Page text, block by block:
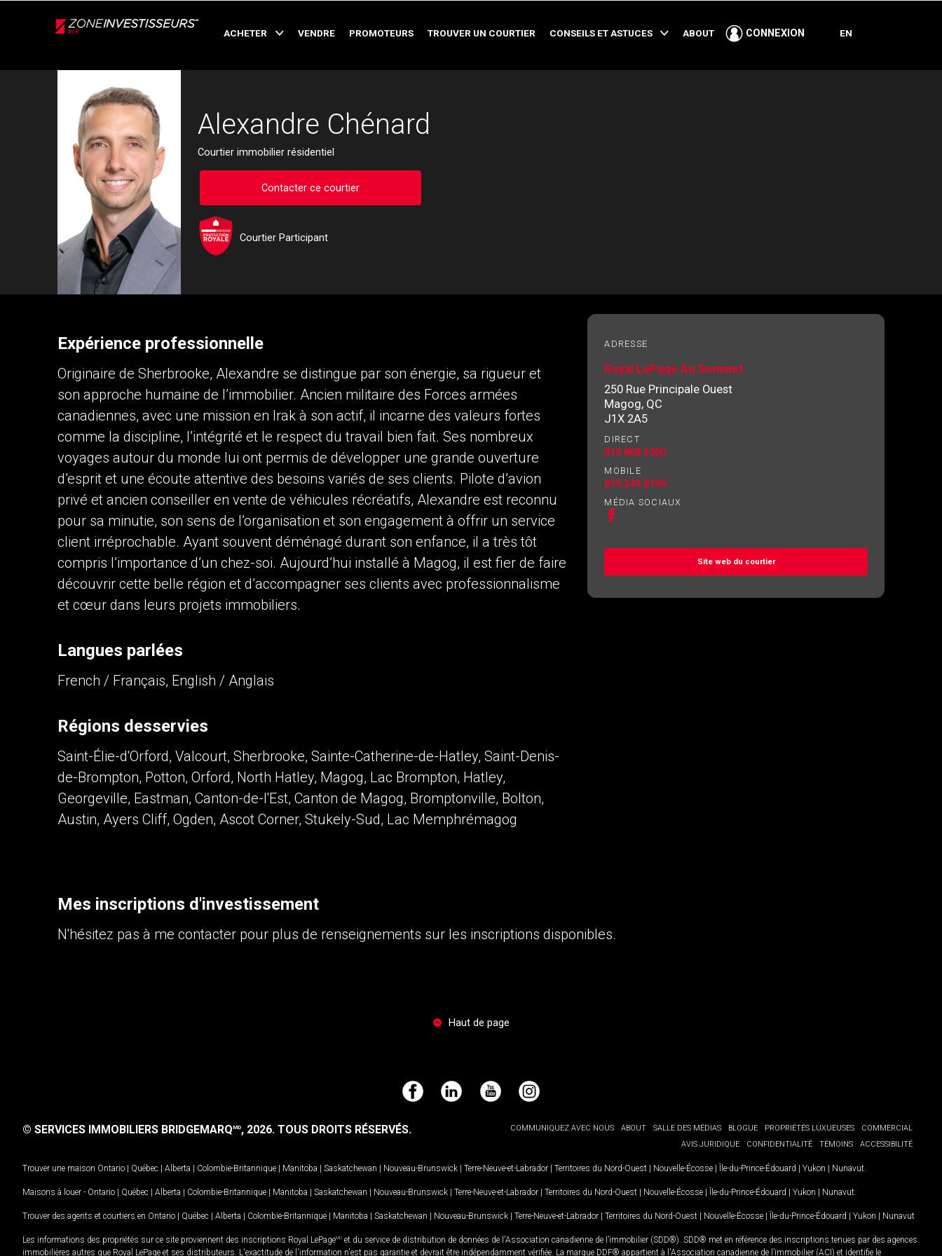
ACHETER VENDRE PROMOTEURS TROUVER UN COURTIER CONSEILS ET ASTUCES ABOUT CONNEXION EN
Retour
Alexandre Chénard
Courtier immobilier résidentiel
Contacter ce courtier
Courtier Participant
Contactez un professionnel de l'investissement
Veuillez
contacter
votre
courtier
directement
Prénom
Nom
Téléphone
(Optionnel)
Courriel
En cliquant sur le bouton « soumettre », vous consentez à nos conditions d'utilisation et vous nous fournissez l'autorisation écrite de communiquer avec
Expérience professionnelle
Originaire de Sherbrooke, Alexandre se distingue par son énergie, sa rigueur et
son approche humaine de l’immobilier. Ancien militaire des Forces armées
canadiennes, avec une mission en Irak à son actif, il incarne des valeurs fortes
comme la discipline, l’intégrité et le respect du travail bien fait. Ses nombreux
voyages autour du monde lui ont permis de développer une grande ouverture
d’esprit et une écoute attentive des besoins variés de ses clients. Pilote d’avion
privé et ancien conseiller en vente de véhicules récréatifs, Alexandre est reconnu
pour sa minutie, son sens de l’organisation et son engagement à offrir un service
client irréprochable. Ayant souvent déménagé durant son enfance, il a très tôt
compris l’importance d’un chez-soi. Aujourd’hui installé à Magog, il est fier de faire
découvrir cette belle région et d’accompagner ses clients avec professionnalisme
et cœur dans leurs projets immobiliers.
Langues parlées
French / Français, English / Anglais
Régions desservies
Saint-Élie-d'Orford, Valcourt, Sherbrooke, Sainte-Catherine-de-Hatley, Saint-Denis-
de-Brompton, Potton, Orford, North Hatley, Magog, Lac Brompton, Hatley,
Georgeville, Eastman, Canton-de-l'Est, Canton de Magog, Bromptonville, Bolton,
Austin, Ayers Cliff, Ogden, Ascot Corner, Stukely-Sud, Lac Memphrémagog
ADRESSE
Royal LePage Au Sommet
250 Rue Principale Ouest
Magog, QC
J1X 2A5
DIRECT
819.868.5000
MOBILE
819.349.8199
MÉDIA SOCIAUX
Site web du courtier
Mes inscriptions d'investissement
N'hésitez pas à me contacter pour plus de renseignements sur les inscriptions disponibles.
Haut de page
FacebookLinkedIn YouTubeInstagram
COMMUNIQUEZ AVEC NOUS ABOUT SALLE DES MÉDIAS BLOGUE PROPRIÉTÉS LUXUEUSES
COMMERCIAL
AVIS JURIDIQUE
CONFIDENTIALITÉ TÉMOINS ACCESSIBILITÉ
© SERVICES IMMOBILIERS BRIDGEMARQMD, 2026. TOUS DROITS RÉSERVÉS.
Trouver une maison Ontario | Québec | Alberta | Colombie-Britannique | Manitoba | Saskatchewan | Nouveau-Brunswick | Terre-Neuve-et-Labrador | Territoires du Nord-Ouest | Nouvelle-Écosse | Île-du-Prince-Édouard | Yukon | Nunavut
Maisons à louer - Ontario | Québec | Alberta | Colombie-Britannique | Manitoba | Saskatchewan | Nouveau-Brunswick | Terre-Neuve-et-Labrador | Territoires du Nord-Ouest | Nouvelle-Écosse | Île-du-Prince-Édouard | Yukon | Nunavut
Trouver des agents et courtiers en Ontario | Québec | Alberta | Colombie-Britannique | Manitoba | Saskatchewan | Nouveau-Brunswick | Terre-Neuve-et-Labrador | Territoires du Nord-Ouest | Nouvelle-Écosse | Île-du-Prince-Édouard | Yukon | Nunavut
Les informations des propriétés sur ce site proviennent des inscriptions Royal LePageMD et du service de distribution de données de l'Association canadienne de l’immobilier (SDD®). SDD® met en référence des inscriptions tenues par des agences
immobilières autres que Royal LePage et ses distributeurs. L'exactitude de l'information n'est pas garantie et devrait être indépendamment vérifiée. La marque DDF® appartient à l'Association canadienne de l’immobilier (ACI) et identifie le